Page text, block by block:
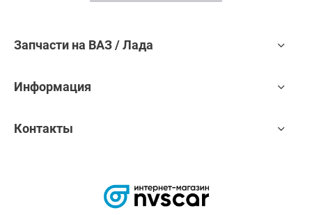
Запчасти на ВАЗ / Лада
Информация
Контакты